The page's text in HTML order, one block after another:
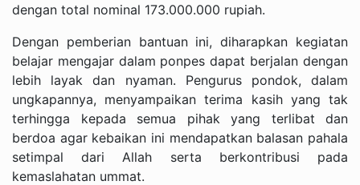
dengan total nominal 173.000.000 rupiah.
Dengan pemberian bantuan ini, diharapkan kegiatan
belajar mengajar dalam ponpes dapat berjalan dengan
lebih layak dan nyaman. Pengurus pondok, dalam
ungkapannya, menyampaikan terima kasih yang tak
terhingga kepada semua pihak yang terlibat dan
berdoa agar kebaikan ini mendapatkan balasan pahala
setimpal dari Allah serta berkontribusi pada
kemaslahatan ummat.